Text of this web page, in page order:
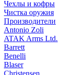
Чехлы и кофры
Чистка оружия
Производители
Antonio Zoli
ATAK Arms Ltd.
Barrett
Benelli
Blaser
Christensen